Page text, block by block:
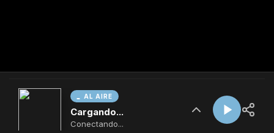
AL AIRE
Cargando...
Conectando...